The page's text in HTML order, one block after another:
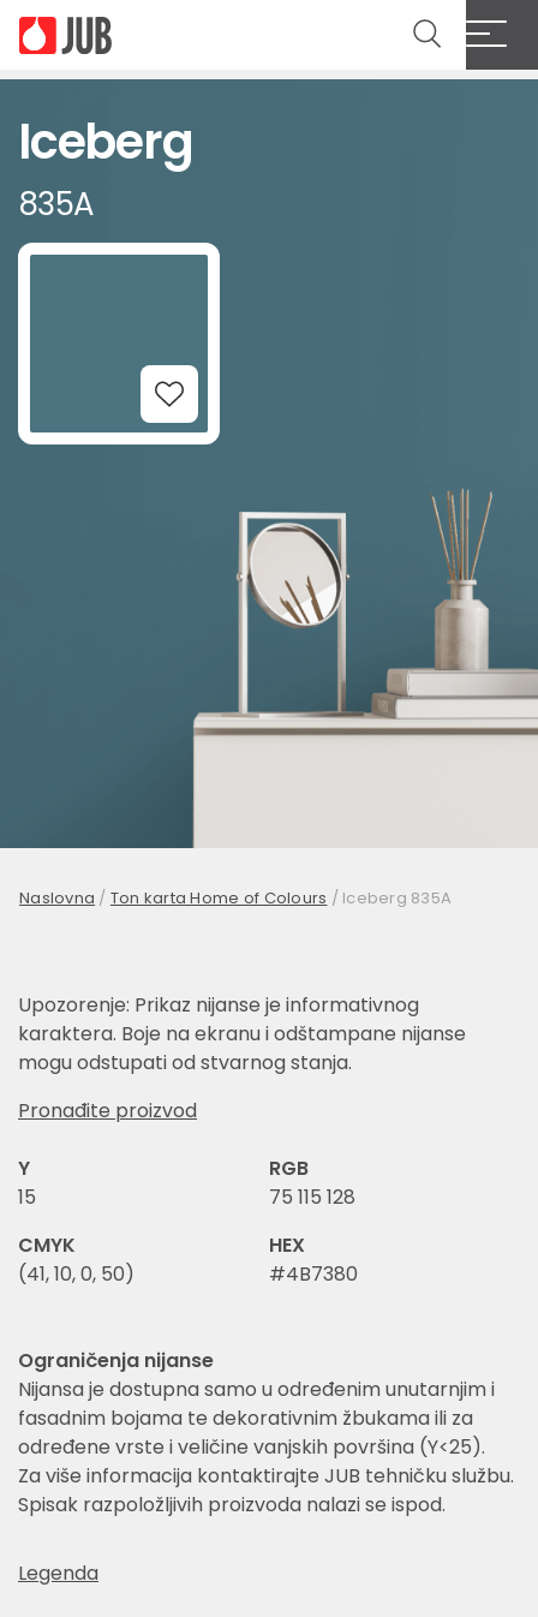
Iceberg
835A
Add to Wishlist
Naslovna / Ton karta Home of Colours / Iceberg 835A
Upozorenje: Prikaz nijanse je informativnog
karaktera. Boje na ekranu i odštampane nijanse
mogu odstupati od stvarnog stanja.
Pronađite proizvod
Y
15
RGB
75 115 128
CMYK
(41, 10, 0, 50)
HEX
#4B7380
Ograničenja nijanse
Nijansa je dostupna samo u određenim unutarnjim i
fasadnim bojama te dekorativnim žbukama ili za
određene vrste i veličine vanjskih površina (Y<25).
Za više informacija kontaktirajte JUB tehničku službu.
Spisak razpoložljivih proizvoda nalazi se ispod.
Legenda